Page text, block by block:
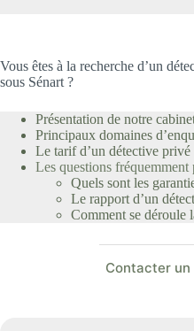
Vous êtes à la recherche d’un
sous Sénart ?
Présentation de notre
Principaux domaines
Le tarif d’un détective privé
Les questions fréquemment
Quels sont les
Le rapport d’un
Comment se déroule
Contacter